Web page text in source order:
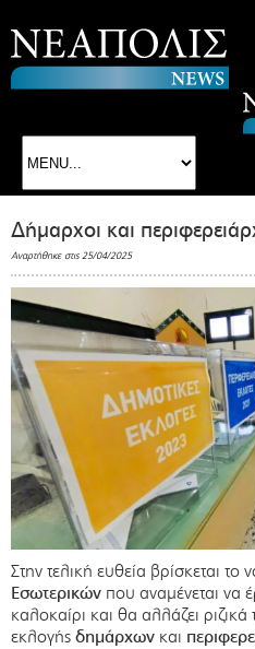
Δήμαρχοι και
Αναρτήθηκε στις 25/04/2025
Στην τελική ευθεία βρίσκεται το
Εσωτερικών που αναμένεται να
καλοκαίρι και θα αλλάζει ριζικά
εκλογής δημάρχων και